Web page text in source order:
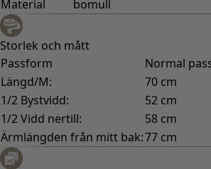
Material
bomull
Storlek och mått
Passform
Normal
Längd/M:
70 cm
1/2 Bystvidd:
52 cm
1/2 Vidd nertill:
58 cm
Ärmlängden från mitt bak:77 cm